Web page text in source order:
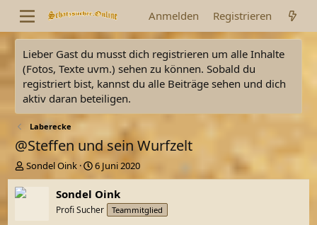
Anmelden Registrieren
Lieber Gast du musst dich registrieren um alle Inhalte
(Fotos, Texte uvm.) sehen zu können. Sobald du
registriert bist, kannst du alle Beiträge sehen und dich
aktiv daran beteiligen.
Laberecke
@Steffen und sein Wurfzelt
E
r
s
Sondel Oink
E
r
s
e
6 Juni 2020
Sondel Oink
Profi Sucher Teammitglied